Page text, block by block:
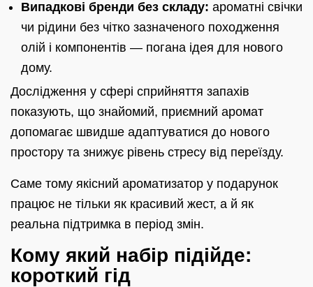
Випадкові бренди без складу: ароматні свічки
чи рідини без чітко зазначеного походження
олій і компонентів — погана ідея для нового
дому.
Дослідження у сфері сприйняття запахів
показують, що знайомий, приємний аромат
допомагає швидше адаптуватися до нового
простору та знижує рівень стресу від переїзду.
Саме тому якісний ароматизатор у подарунок
працює не тільки як красивий жест, а й як
реальна підтримка в період змін.
Кому який набір підійде:
короткий гід